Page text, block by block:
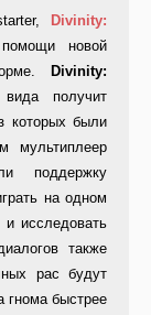
Divinity:
новой
Divinity:
получит
которых были
мультиплеер
поддержку
на одном
исследовать
также
рас будут
гнома быстрее